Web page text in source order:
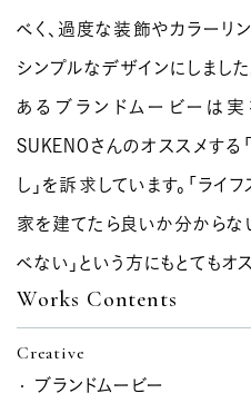
べく、過度な装飾やカラーリ
シンプルなデザインにしまし
あるブランドムービーは
SUKENOさんのオススメする
し」を訴求しています。「ライ
家を建てたら良いか分からな
べない」という方にもとてもオ
Works Contents
Creative
ブランドムービー